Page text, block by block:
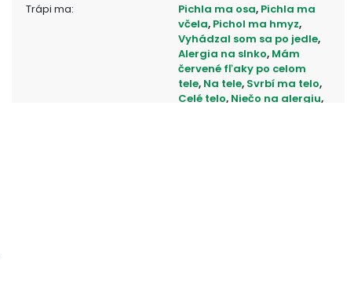
Trápi ma: Pichla ma osa, Pichla ma
včela, Pichol ma hmyz,
Vyhádzal som sa po jedle,
Alergia na slnko, Mám
červené fľaky po celom
tele, Na tele, Svrbí ma telo,
Celé telo, Niečo na alergiu,